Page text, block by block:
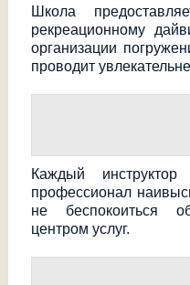
Школа
рекреационному
организации
проводит
Каждый
профессионал
не беспокоиться
центром услуг.